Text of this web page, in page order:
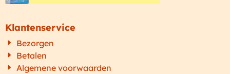
Klantenservice
Bezorgen
Betalen
Algemene voorwaarden